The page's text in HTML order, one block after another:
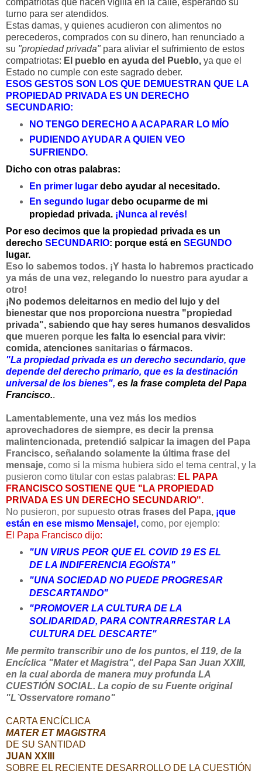
compatriotas que hacen vigilia en la calle, esperando su
turno para ser atendidos.
Estas damas, y quienes acudieron con alimentos no
perecederos, comprados con su dinero, han renunciado a
su "propiedad privada" para aliviar el sufrimiento de estos
compatriotas: El pueblo en ayuda del Pueblo, ya que el
Estado no cumple con este sagrado deber.
ESOS GESTOS SON LOS QUE DEMUESTRAN QUE LA
PROPIEDAD PRIVADA ES UN DERECHO
SECUNDARIO:
NO TENGO DERECHO A ACAPARAR LO MÍO
PUDIENDO AYUDAR A QUIEN VEO
SUFRIENDO.
Dicho con otras palabras:
En primer lugar debo ayudar al necesitado.
En segundo lugardebo ocuparme de mi
propiedad privada. ¡Nunca al revés!
Por eso decimos que la propiedad privada es un
derecho SECUNDARIO: porque está en SEGUNDO
lugar.
Eso lo sabemos todos. ¡Y hasta lo habremos practicado
ya más de una vez, relegando lo nuestro para ayudar a
otro!
¡No podemos deleitarnos en medio del lujo y del
bienestar que nos proporciona nuestra "propiedad
privada", sabiendo que hay seres humanos desvalidos
que mueren porque les falta lo esencial para vivir:
comida, atenciones sanitarias o fármacos.
"La propiedad privada es un derecho secundario, que
depende del derecho primario, que es la destinación
universal de los bienes", es la frase completa del Papa
Francisco..
Lamentablemente, una vez más los medios
aprovechadores de siempre, es decir la prensa
malintencionada, pretendió salpicar la imagen del Papa
Francisco, señalando solamente la última frase del
mensaje, como si la misma hubiera sido el tema central, y la
pusieron como titular con estas palabras: EL PAPA
FRANCISCO SOSTIENE QUE "LA PROPIEDAD
PRIVADA ES UN DERECHO SECUNDARIO".
No pusieron, por supuesto otras frases del Papa, ¡que
están en ese mismo Mensaje!, como, por ejemplo:
El Papa Francisco dijo:
"UN VIRUS PEOR QUE EL COVID 19 ES EL
DE LA INDIFERENCIA EGOÍSTA"
"UNA SOCIEDAD NO PUEDE PROGRESAR
DESCARTANDO"
"PROMOVER LA CULTURA DE LA
SOLIDARIDAD, PARA CONTRARRESTAR LA
CULTURA DEL DESCARTE"
Me permito transcribir uno de los puntos, el 119, de la
Encíclica "Mater et Magistra", del Papa San Juan XXIII,
en la cual aborda de manera muy profunda LA
CUESTIÓN SOCIAL. La copio de su Fuente original
"L`Osservatore romano"
CARTA ENCÍCLICA
MATER ET MAGISTRA
DE SU SANTIDAD
JUAN XXIII
SOBRE EL RECIENTE DESARROLLO DE LA CUESTIÓN